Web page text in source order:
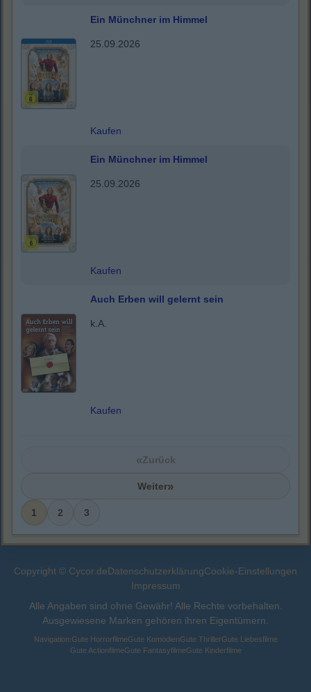
Ein Münchner im Himmel
25.09.2026
Kaufen
Ein Münchner im Himmel
25.09.2026
Kaufen
Auch Erben will gelernt sein
k.A.
Kaufen
«Zurück
1 2 3
Weiter»
Copyright © Cycor.deDatenschutzerklärungCookie-Einstellungen
Impressum
Alle Angaben sind ohne Gewähr! Alle Rechte vorbehalten.
Ausgewiesene Marken gehören ihren Eigentümern.
Navigation:Gute HorrorfilmeGute KomödienGute ThrillerGute Liebesfilme
Gute ActionfilmeGute FantasyfilmeGute Kinderfilme